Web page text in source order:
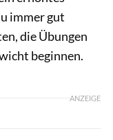
immer gut
die Übungen
beginnen.
ANZEIGE